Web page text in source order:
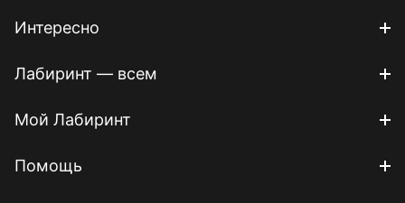
Интересно
Лабиринт — всем
Мой Лабиринт
Помощь